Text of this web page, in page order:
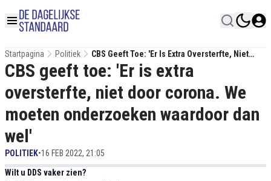
Startpagina Politiek
CBS Geeft Toe: 'Er Is Extra Oversterfte, Niet
Door Corona. We Moeten Onderzoeken
Waardoor Dan Wel'
CBS geeft toe: 'Er is extra
oversterfte, niet door corona. We
moeten onderzoeken waardoor dan
wel'
POLITIEK•16 FEB 2022, 21:05
Wilt u DDS vaker zien?